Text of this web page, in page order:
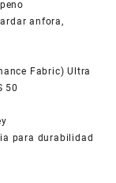
anfora,
Fabric) Ultra
50
para durabilidad